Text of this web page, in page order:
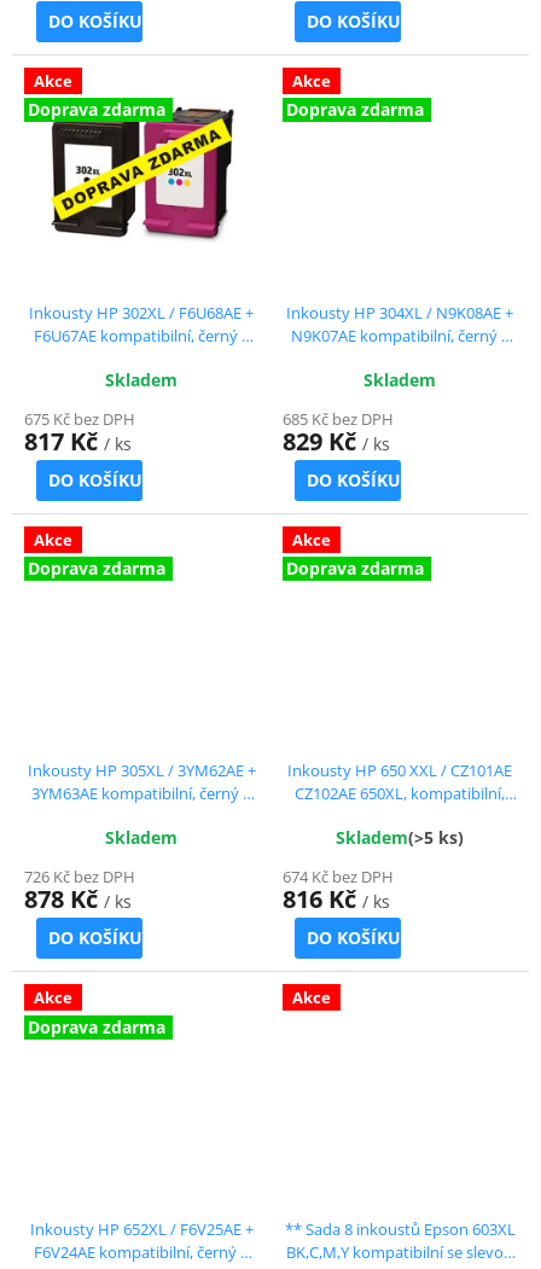
DO KOŠÍKU
DO KOŠÍKU
Akce
Doprava zdarma
Inkousty HP 302XL / F6U68AE +
F6U67AE kompatibilní, černý +
Skladem
675 Kč bez DPH
817 Kč / ks
DO KOŠÍKU
Akce
Doprava zdarma
Inkousty HP 304XL / N9K08AE +
N9K07AE kompatibilní, černý +
Skladem
685 Kč bez DPH
829 Kč / ks
DO KOŠÍKU
Akce
Doprava zdarma
Inkousty HP 305XL / 3YM62AE +
3YM63AE kompatibilní, černý +
Skladem
726 Kč bez DPH
878 Kč / ks
DO KOŠÍKU
Akce
Doprava zdarma
Inkousty HP 650 XXL / CZ101AE
CZ102AE 650XL, kompatibilní,
Skladem(>5 ks)
674 Kč bez DPH
816 Kč / ks
DO KOŠÍKU
Akce
Doprava zdarma
Inkousty HP 652XL / F6V25AE +
F6V24AE kompatibilní, černý +
Akce
** Sada 8 inkoustů Epson 603XL
BK,C,M,Y kompatibilní se slevou